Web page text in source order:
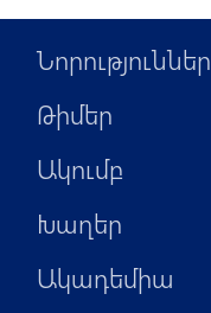
Նորություններ
Թիմեր
Ակումբ
Խաղեր
Ակադեմիա